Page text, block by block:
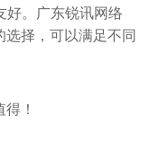
好。广东锐讯网络
择，可以满足不同
！